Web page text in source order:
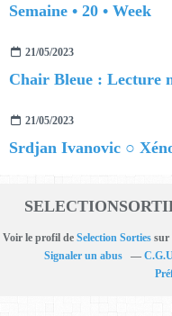
Semaine • 20 • Week
21/05/2023
Chair Bleue : Lecture
21/05/2023
Srdjan Ivanovic ○
Voir le profil de Selection Sortiessur
Signaler un abus